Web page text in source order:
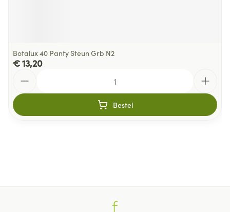
Botalux 40 Panty Steun Grb N2
€ 13,20
Bestel